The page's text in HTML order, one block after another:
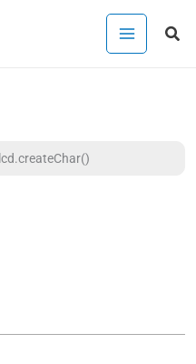
検
lcd.createChar()